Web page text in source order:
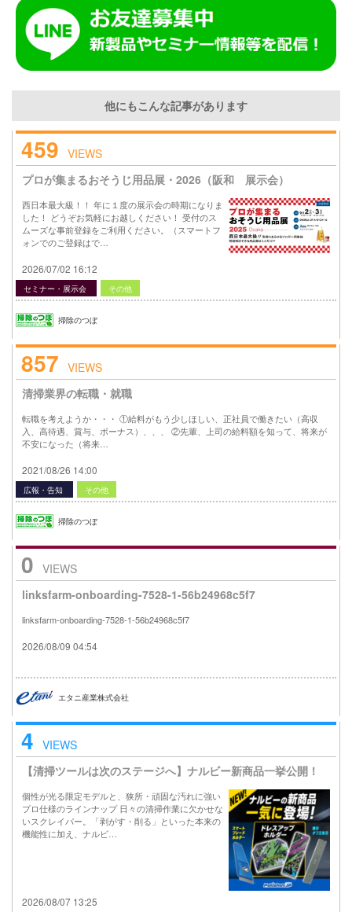
他にもこんな記事があります
459 VIEWS
プロが集まるおそうじ用品展・2026（阪和 展示会）
西日本最大級！！ 年に１度の展示会の時期になりま
した！ どうぞお気軽にお越しください！ 受付のス
ムーズな事前登録をご利用ください。（スマートフ
ォンでのご登録はで…
2026/07/02 16:12
セミナー・展示会 その他
掃除のつぼ
857 VIEWS
清掃業界の転職・就職
転職を考えようか・・・ ①給料がもう少しほしい、正社員で働きたい（高収
入、高待遇、賞与、ボーナス）、、、 ②先輩、上司の給料額を知って、将来が
不安になった（将来…
2021/08/26 14:00
広報・告知 その他
掃除のつぼ
0 VIEWS
linksfarm-onboarding-7528-1-56b24968c5f7
linksfarm-onboarding-7528-1-56b24968c5f7
2026/08/09 04:54
エタニ産業株式会社
4 VIEWS
【清掃ツールは次のステージへ】ナルビー新商品一挙公開！
個性が光る限定モデルと、狭所・頑固な汚れに強い
プロ仕様のラインナップ 日々の清掃作業に欠かせな
いスクレイパー。「剥がす・削る」といった本来の
機能性に加え、ナルビ…
2026/08/07 13:25